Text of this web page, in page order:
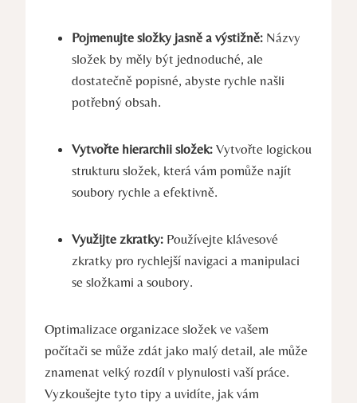
Pojmenujte složky jasně a výstižně: Názvy
složek by měly být jednoduché, ale
dostatečně popisné, abyste rychle našli
potřebný obsah.
Vytvořte hierarchii složek: Vytvořte logickou
strukturu složek, která vám pomůže najít
soubory rychle a efektivně.
Využijte zkratky: Používejte klávesové
zkratky pro rychlejší navigaci a manipulaci
se složkami a soubory.
Optimalizace organizace složek ve vašem
počítači se může zdát jako malý detail, ale může
znamenat velký rozdíl v plynulosti vaší práce.
Vyzkoušejte tyto tipy a uvidíte, jak vám